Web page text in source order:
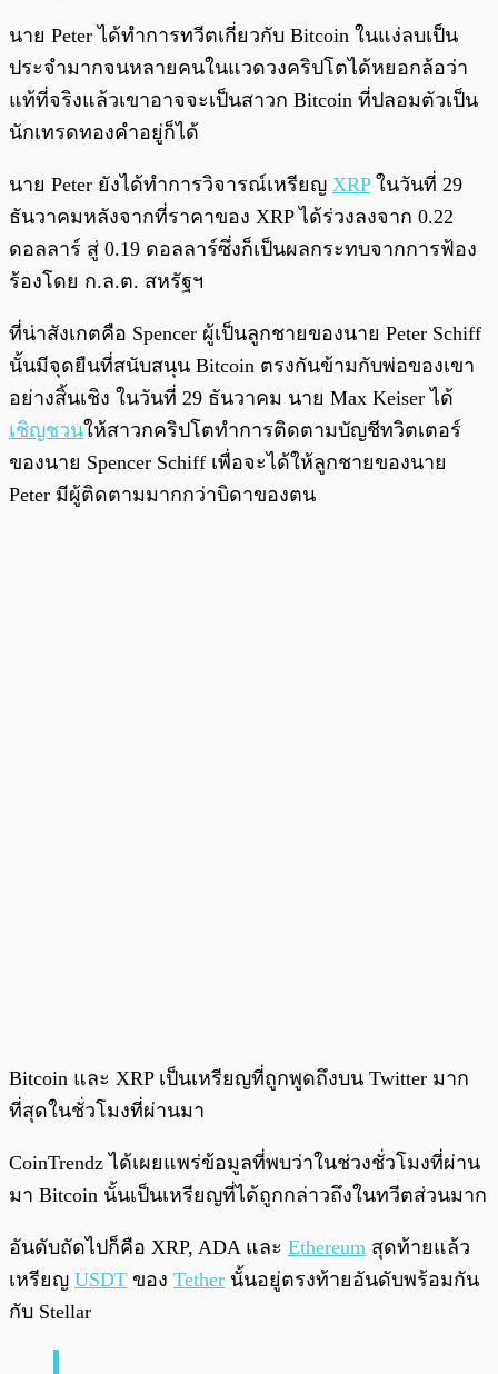
นาย Peter ได้ทำการทวีตเกี่ยวกับ Bitcoin ในแง่ลบเป็น
ประจำมากจนหลายคนในแวดวงคริปโตได้หยอกล้อว่า
แท้ที่จริงแล้วเขาอาจจะเป็นสาวก Bitcoin ที่ปลอมตัวเป็น
นักเทรดทองคำอยู่ก็ได้
นาย Peter ยังได้ทำการวิจารณ์เหรียญ XRPในวันที่ 29
ธันวาคมหลังจากที่ราคาของ XRP ได้ร่วงลงจาก 0.22
ดอลลาร์ สู่ 0.19 ดอลลาร์ซึ่งก็เป็นผลกระทบจากการฟ้อง
ร้องโดย ก.ล.ต. สหรัฐฯ
ที่น่าสังเกตคือ Spencer ผู้เป็นลูกชายของนาย Peter Schiff
นั้นมีจุดยืนที่สนับสนุน Bitcoin ตรงกันข้ามกับพ่อของเขา
อย่างสิ้นเชิง ในวันที่ 29 ธันวาคม นาย Max Keiser ได้
เชิญชวนให้สาวกคริปโตทำการติดตามบัญชีทวิตเตอร์
ของนาย Spencer Schiff เพื่อจะได้ให้ลูกชายของนาย
Peter มีผู้ติดตามมากกว่าบิดาของตน
Bitcoin และ XRP เป็นเหรียญที่ถูกพูดถึงบน Twitter มาก
ที่สุดในชั่วโมงที่ผ่านมา
CoinTrendz ได้เผยแพร่ข้อมูลที่พบว่าในช่วงชั่วโมงที่ผ่าน
มา Bitcoin นั้นเป็นเหรียญที่ได้ถูกกล่าวถึงในทวีตส่วนมาก
อันดับถัดไปก็คือ XRP, ADA และ Ethereum สุดท้ายแล้ว
เหรียญ USDT ของ Tether นั้นอยู่ตรงท้ายอันดับพร้อมกัน
กับ Stellar